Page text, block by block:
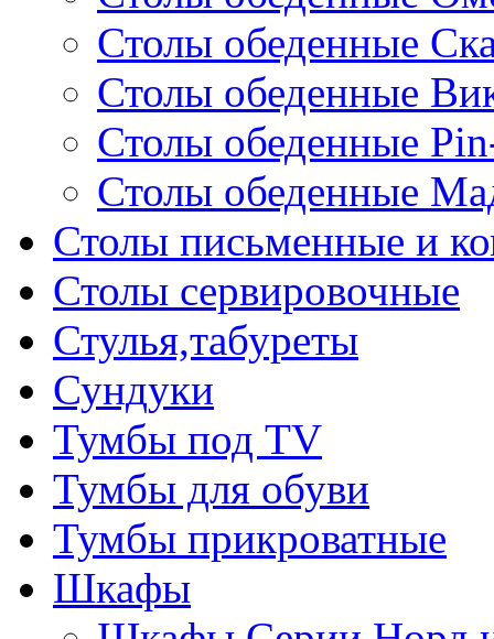
Столы обеденные
Столы обеденные
Столы обеденные
Столы обеденные
Столы письменные и
Столы сервировочные
Стулья,табуреты
Сундуки
Тумбы под TV
Тумбы для обуви
Тумбы прикроватные
Шкафы